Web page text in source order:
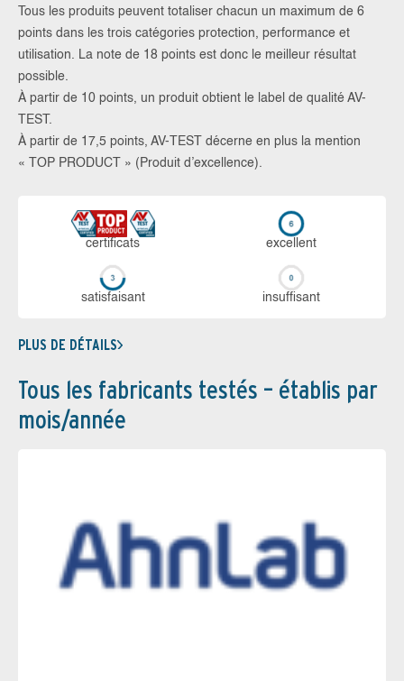
Tous les produits peuvent totaliser chacun un maximum de 6
points dans les trois catégories protection, performance et
utilisation. La note de 18 points est donc le meilleur résultat
possible.
À partir de 10 points, un produit obtient le label de qualité AV-
TEST.
À partir de 17,5 points, AV-TEST décerne en plus la mention
« TOP PRODUCT » (Produit d’excellence).
certi­ficats ex­cellent
sa­tis­fai­sant in­suf­fi­sant
PLUS DE DÉTAILS
Tous les fabricants testés – établis par
mois/année